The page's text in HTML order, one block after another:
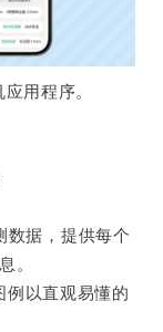
用程序。
数据，提供每个
。
以直观易懂的